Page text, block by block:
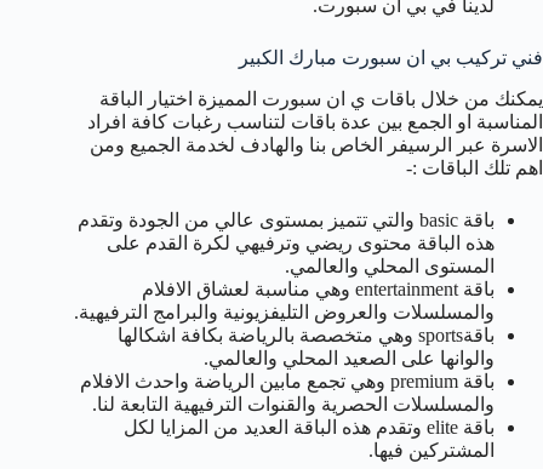
لدينا في بي ان سبورت.
فني تركيب بي ان سبورت مبارك الكبير
يمكنك من خلال باقات ي ان سبورت المميزة اختيار الباقة
المناسبة او الجمع بين عدة باقات لتناسب رغبات كافة افراد
الاسرة عبر الرسيفر الخاص بنا والهادف لخدمة الجميع ومن
اهم تلك الباقات :-
باقة basic والتي تتميز بمستوى عالي من الجودة وتقدم
هذه الباقة محتوى ريضي وترفيهي لكرة القدم على
المستوى المحلي والعالمي.
باقة entertainment وهي مناسبة لعشاق الافلام
والمسلسلات والعروض التليفزيونية والبرامج الترفيهية.
باقةsports وهي متخصصة بالرياضة بكافة اشكالها
والوانها على الصعيد المحلي والعالمي.
باقة premium وهي تجمع مابين الرياضة واحدث الافلام
والمسلسلات الحصرية والقنوات الترفيهية التابعة لنا.
باقة elite وتقدم هذه الباقة العديد من المزايا لكل
المشتركين فيها.